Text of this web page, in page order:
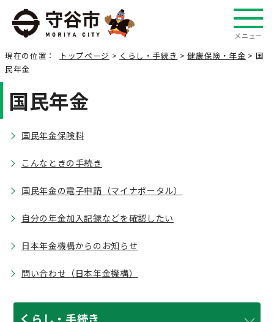
メニュー
現在の位置： トップページ > くらし・手続き >健康保険・年金 > 国
民年金
国民年金
国民年金保険料
こんなときの手続き
国民年金の電子申請（マイナポータル）
自分の年金加入記録などを確認したい
日本年金機構からのお知らせ
問い合わせ（日本年金機構）
くらし・手続き